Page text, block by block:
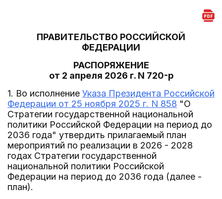
ПРАВИТЕЛЬСТВО РОССИЙСКОЙ
ФЕДЕРАЦИИ
РАСПОРЯЖЕНИЕ
от 2 апреля 2026 г. N 720-р
1. Во исполнение Указа Президента Российской
Федерации от 25 ноября 2025 г. N 858 "О
Стратегии государственной национальной
политики Российской Федерации на период до
2036 года" утвердить прилагаемый план
мероприятий по реализации в 2026 - 2028
годах Стратегии государственной
национальной политики Российской
Федерации на период до 2036 года (далее -
план).